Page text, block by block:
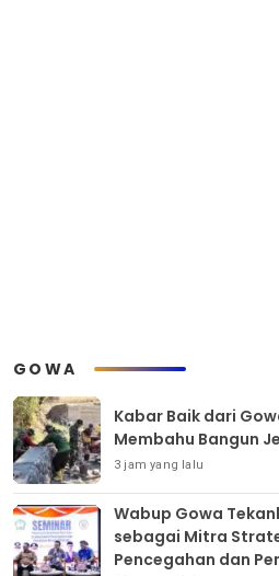
GOWA
Kabar Baik dari
Membahu Bangun
3 jam yang lalu
Wabup Gowa
sebagai Mitra
Pencegahan dan